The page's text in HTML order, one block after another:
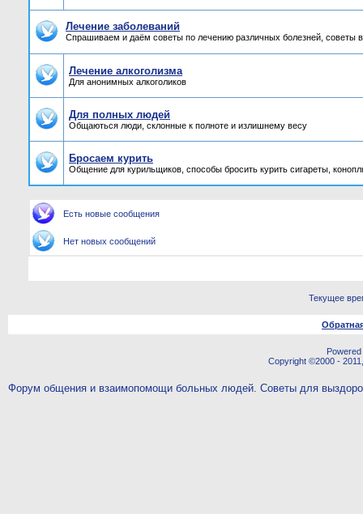
Лечение заболеваний
Спрашиваем и даём советы по лечению различных болезней, советы
Лечение алкоголизма
Для анонимных алкоголиков
Для полных людей
Общаються люди, склонные к полноте и излишнему весу
Бросаем курить
Общение для курильщиков, способы бросить курить сигареты,
Есть новые сообщения
Нет новых сообщений
Текущее
Copyright ©2000 -
Форум общения и взаимопомощи больных людей. Советы для